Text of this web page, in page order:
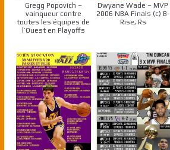
Gregg Popovich –
vainqueur contre
toutes les équipes de
l’Ouest en Playoffs
Dwyane Wade – MVP
2006 NBA Finals (c) B-
Rise, Rs